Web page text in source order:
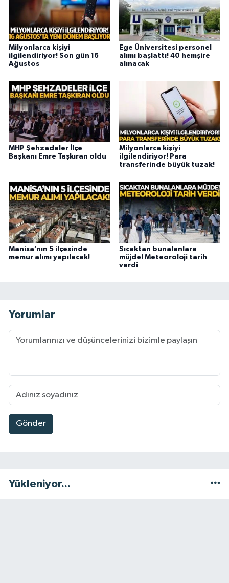
Milyonlarca kişiyi
ilgilendiriyor! Son gün 16
Ağustos
Ege Üniversitesi personel
alımı başlattı! 40 hemşire
alınacak
MHP Şehzadeler İlçe
Başkanı Emre Taşkıran oldu
Milyonlarca kişiyi
ilgilendiriyor! Para
transferinde büyük tuzak!
Manisa’nın 5 ilçesinde
memur alımı yapılacak!
Sıcaktan bunalanlara
müjde! Meteoroloji tarih
verdi
Yorumlar
Gönder
Yükleniyor...